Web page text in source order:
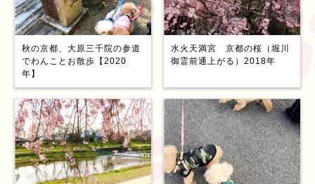
秋の京都、大原三千院の参道
でわんことお散歩【2020
年】
水火天満宮 京都の桜（堀川
御霊前通上がる）2018年